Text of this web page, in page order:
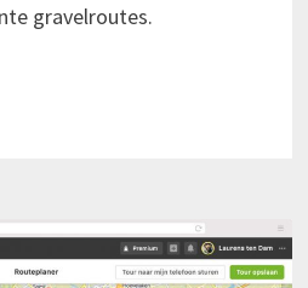
gravelroutes.